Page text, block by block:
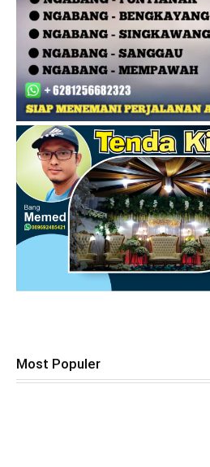
Most Populer